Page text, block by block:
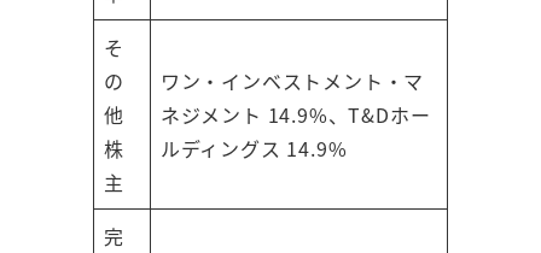
そ
の
他
株
主
ワン・インベストメント・マ
ネジメント 14.9%、T&Dホー
ルディングス 14.9%
完